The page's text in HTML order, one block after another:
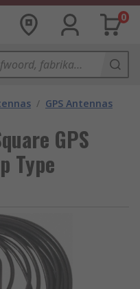
0
/ GPS Antennas
GPS
Type